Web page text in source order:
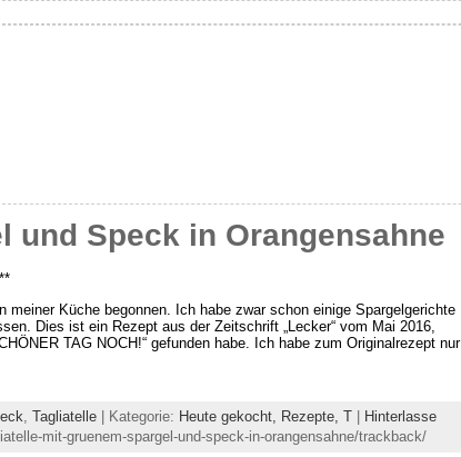
und Speck in Orangensahne
meiner Küche begonnen. Ich habe zwar schon einige Spargelgerichte
Dies ist ein Rezept aus der Zeitschrift „Lecker“ vom Mai 2016,
TAG NOCH!“ gefunden habe. Ich habe zum Originalrezept nur
Tagliatelle | Kategorie: Heute gekocht, Rezepte, T
Hinterlasse
mit-gruenem-spargel-und-speck-in-orangensahne/trackback/